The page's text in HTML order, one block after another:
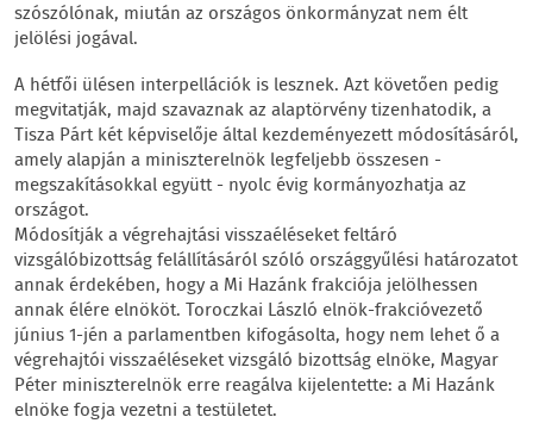
szószólónak, miután az országos önkormányzat nem élt
jelölési jogával.
A hétfői ülésen interpellációk is lesznek. Azt követően pedig
megvitatják, majd szavaznak az alaptörvény tizenhatodik, a
Tisza Párt két képviselője által kezdeményezett módosításáról,
amely alapján a miniszterelnök legfeljebb összesen -
megszakításokkal együtt - nyolc évig kormányozhatja az
országot.
Módosítják a végrehajtási visszaéléseket feltáró
vizsgálóbizottság felállításáról szóló országgyűlési határozatot
annak érdekében, hogy a Mi Hazánk frakciója jelölhessen
annak élére elnököt. Toroczkai László elnök-frakcióvezető
június 1-jén a parlamentben kifogásolta, hogy nem lehet ő a
végrehajtói visszaéléseket vizsgáló bizottság elnöke, Magyar
Péter miniszterelnök erre reagálva kijelentette: a Mi Hazánk
elnöke fogja vezetni a testületet.